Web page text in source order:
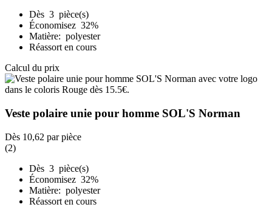
Dès 3 pièce(s)
Économisez 32%
Matière: polyester
Réassort en cours
Calcul du prix
Veste polaire unie pour homme SOL'S Norman
Dès 10,62 par pièce
(2)
Dès 3 pièce(s)
Économisez 32%
Matière: polyester
Réassort en cours